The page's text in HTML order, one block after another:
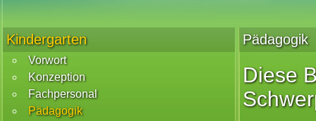
Kindergarten
Vorwort
Konzeption
Fachpersonal
Pädagogik
Pädagogik
Diese